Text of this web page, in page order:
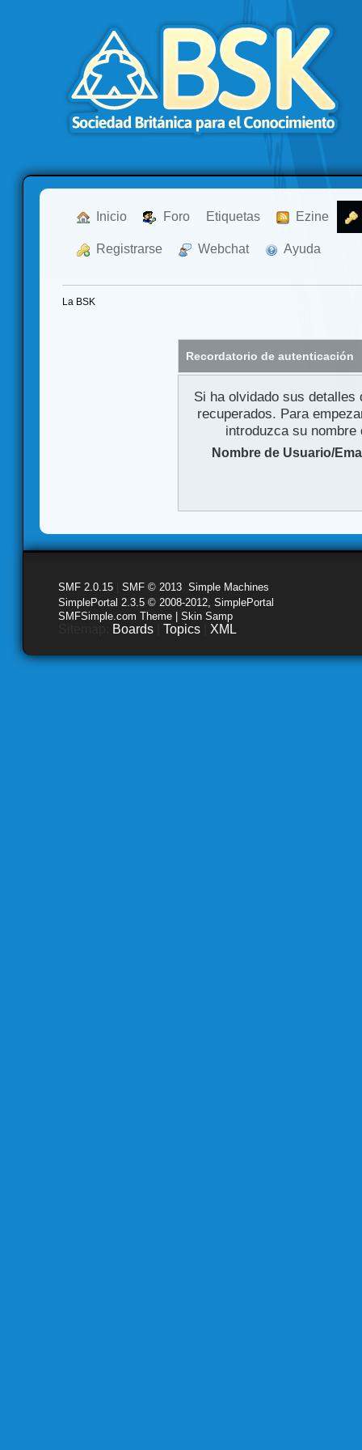
Inicio Foro Etiquetas Ezine
Registrarse Webchat Ayuda
La BSK
Recordatorio de autenticación
Si ha olvidado sus
recuperados. Para
introduzca su
Nombre de Usuario/
SMF 2.0.15 SMF © 2013 Simple Machines
SimplePortal 2.3.5 © 2008-2012, SimplePortal
SMFSimple.com Theme | Skin Samp
Boards Topics XML